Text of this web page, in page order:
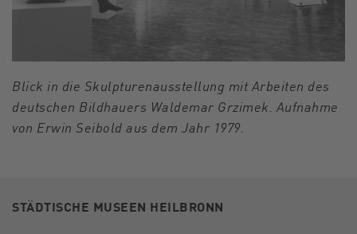
Blick in die Skulpturenausstellung mit Arbeiten des
deutschen Bildhauers Waldemar Grzimek. Aufnahme
von Erwin Seibold aus dem Jahr 1979.
STÄDTISCHE MUSEEN HEILBRONN